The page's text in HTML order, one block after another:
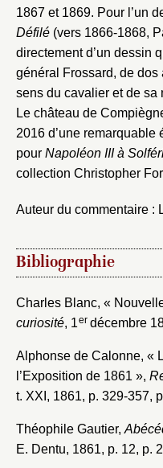
1867 et 1869. Pour l’un
Défilé (vers 1866-1868,
directement d’un dessin
général Frossard, de dos
sens du cavalier et de sa
Le château de
2016 d’une
pour Napoléon III à
collection Christopher
Auteur du commentaire :
Bibliographie
Charles Blanc, «
curiosité, 1erdécembre
Alphonse de Calonne, «
l’Exposition de 1861 »,
t. XXI, 1861, p. 329-357,
Théophile Gautier,
E. Dentu, 1861, p. 12, p.